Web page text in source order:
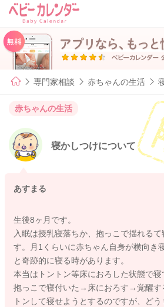
専門家相談 赤ちゃんの生活
赤ちゃんの生活
寝かしつけについて
あすまる
生後8ヶ月です。
入眠は授乳寝落ちか、抱っこで揺れる
す。月1くらいに赤ちゃん自身が横向き
と奇跡的に寝る時があります。
本当はトントン等床におろした状態で寝
抱っこで寝付いた→床におろす→覚醒す
トンして寝せようとするのですが、ど